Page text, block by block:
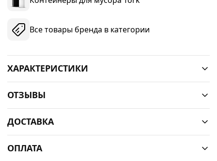
Все товары бренда в категории
ХАРАКТЕРИСТИКИ
ОТЗЫВЫ
ДОСТАВКА
ОПЛАТА